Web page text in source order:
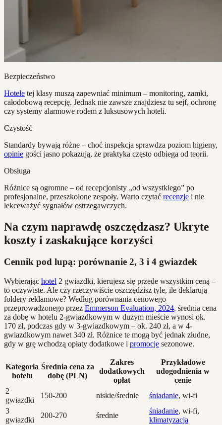
Bezpieczeństwo
Hotele tej klasy muszą zapewniać minimum – monitoring, zamki,
całodobową recepcję. Jednak nie zawsze znajdziesz tu sejf, ochronę
czy systemy alarmowe rodem z luksusowych hoteli.
Czystość
Standardy bywają różne – choć inspekcja sprawdza poziom higieny,
opinie gości jasno pokazują, że praktyka często odbiega od teorii.
Obsługa
Różnice są ogromne – od recepcjonisty „od wszystkiego” po
profesjonalne, przeszkolone zespoły. Warto czytać recenzje i nie
lekceważyć sygnałów ostrzegawczych.
Na czym naprawdę oszczędzasz? Ukryte
koszty i zaskakujące korzyści
Cennik pod lupą: porównanie 2, 3 i 4 gwiazdek
Wybierając hotel 2 gwiazdki, kierujesz się przede wszystkim ceną –
to oczywiste. Ale czy rzeczywiście oszczędzisz tyle, ile deklarują
foldery reklamowe? Według porównania cenowego
przeprowadzonego przez Emmerson Evaluation, 2024, średnia cena
za dobę w hotelu 2-gwiazdkowym w dużym mieście wynosi ok.
170 zł, podczas gdy w 3-gwiazdkowym – ok. 240 zł, a w 4-
gwiazdkowym nawet 340 zł. Różnice te mogą być jednak złudne,
gdy w grę wchodzą opłaty dodatkowe i promocje sezonowe.
Kategoria
hotelu
Średnia cena za
dobę (PLN)
Zakres
dodatkowych
opłat
Przykładowe
udogodnienia w
cenie
2
gwiazdki
150-200 niskie/średnie śniadanie, wi-fi
3
gwiazdki
200-270 średnie
śniadanie, wi-fi,
klimatyzacja